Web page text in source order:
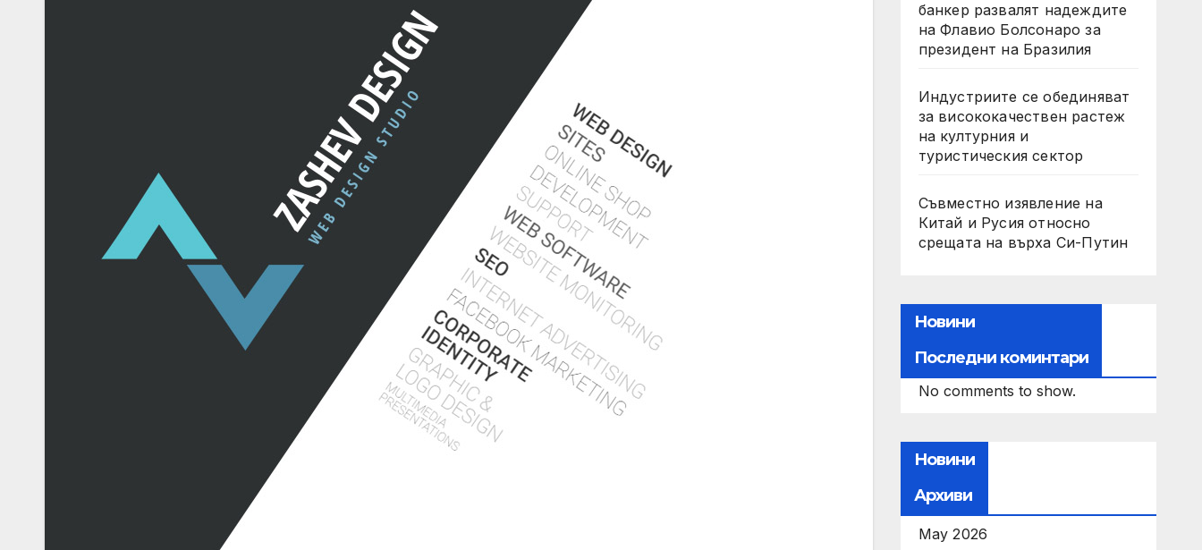
банкер развалят надеждите
на Флавио Болсонаро за
президент на Бразилия
Индустриите се обединяват
за висококачествен растеж
на културния и
туристическия сектор
Съвместно изявление на
Китай и Русия относно
срещата на върха Си-Путин
Новини
Последни коминтари
No comments to show.
Новини
Архиви
May 2026